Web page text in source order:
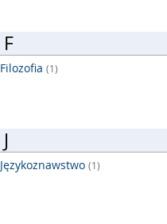
F
Filozofia (1)
J
Językoznawstwo (1)